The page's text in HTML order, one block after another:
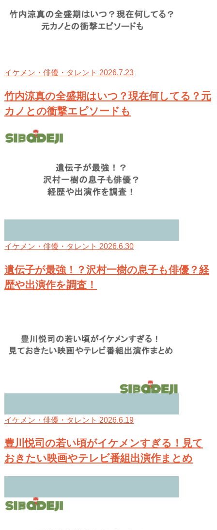
イケメン・俳優・タレント 2026.7.23
竹内涼真の全盛期はいつ？現在何してる？元
カノとの衝撃エピソードも
イケメン・俳優・タレント 2026.6.30
遺伝子が最強！？沢村一樹の息子も俳優？経
歴や出演作を調査！
イケメン・俳優・タレント 2026.6.19
豊川悦司の若い頃がイケメンすぎる！見て
おきたい映画やテレビ番組出演作まとめ